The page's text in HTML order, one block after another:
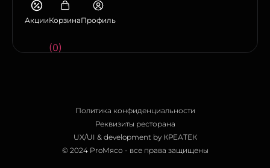
АкцииКорзина
(0)
Профиль
Политика конфиденциальности
Реквизиты ресторана
UX/UI & development by КРЕАТЕК
© 2024 ProМясо - все права защищены